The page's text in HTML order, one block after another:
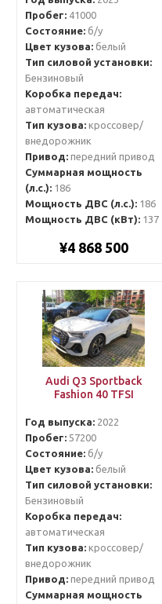
Пробег:41000
Состояние:б/у
Цвет кузова:белый
Тип силовой установки:
Бензиновый
Коробка передач:
автоматическая
Тип кузова:кроссовер/
внедорожник
Привод:передний привод
Суммарная мощность
(л.с.):186
Мощность ДВС (л.с.):186
Мощность ДВС (кВт):137
¥4 868 500
Audi Q3 Sportback
Fashion 40 TFSI
Год выпуска:2022
Пробег:57200
Состояние:б/у
Цвет кузова:белый
Тип силовой установки:
Бензиновый
Коробка передач:
автоматическая
Тип кузова:кроссовер/
внедорожник
Привод:передний привод
Суммарная мощность